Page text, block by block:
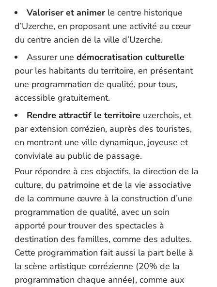
Valoriser et animer le centre historique
d’Uzerche, en proposant une activité au cœur
du centre ancien de la ville d’Uzerche.
Assurer une démocratisation culturelle
pour les habitants du territoire, en présentant
une programmation de qualité, pour tous,
accessible gratuitement.
Rendre attractif le territoire uzerchois, et
par extension corrézien, auprès des touristes,
en montrant une ville dynamique, joyeuse et
conviviale au public de passage.
Pour répondre à ces objectifs, la direction de la
culture, du patrimoine et de la vie associative
de la commune œuvre à la construction d’une
programmation de qualité, avec un soin
apporté pour trouver des spectacles à
destination des familles, comme des adultes.
Cette programmation fait aussi la part belle à
la scène artistique corrézienne (20% de la
programmation chaque année), comme aux